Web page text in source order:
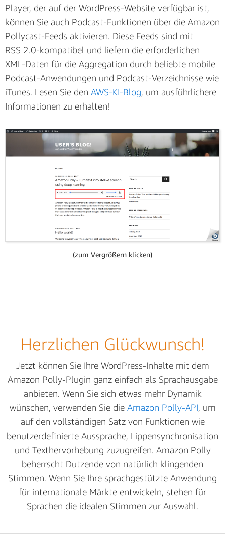
(zum Vergrößern klicken)
Player, der auf der WordPress-Website verfügbar ist,
können Sie auch Podcast-Funktionen über die Amazon
Pollycast-Feeds aktivieren. Diese Feeds sind mit
RSS 2.0-kompatibel und liefern die erforderlichen
XML-Daten für die Aggregation durch beliebte mobile
Podcast-Anwendungen und Podcast-Verzeichnisse wie
iTunes. Lesen Sie den AWS-KI-Blog, um ausführlichere
Informationen zu erhalten!
(zum Vergrößern klicken)
Herzlichen Glückwunsch!
Jetzt können Sie Ihre WordPress-Inhalte mit dem
Amazon Polly-Plugin ganz einfach als Sprachausgabe
anbieten. Wenn Sie sich etwas mehr Dynamik
wünschen, verwenden Sie die Amazon Polly-API, um
auf den vollständigen Satz von Funktionen wie
benutzerdefinierte Aussprache, Lippensynchronisation
und Texthervorhebung zuzugreifen. Amazon Polly
beherrscht Dutzende von natürlich klingenden
Stimmen. Wenn Sie Ihre sprachgestützte Anwendung
für internationale Märkte entwickeln, stehen für
Sprachen die idealen Stimmen zur Auswahl.